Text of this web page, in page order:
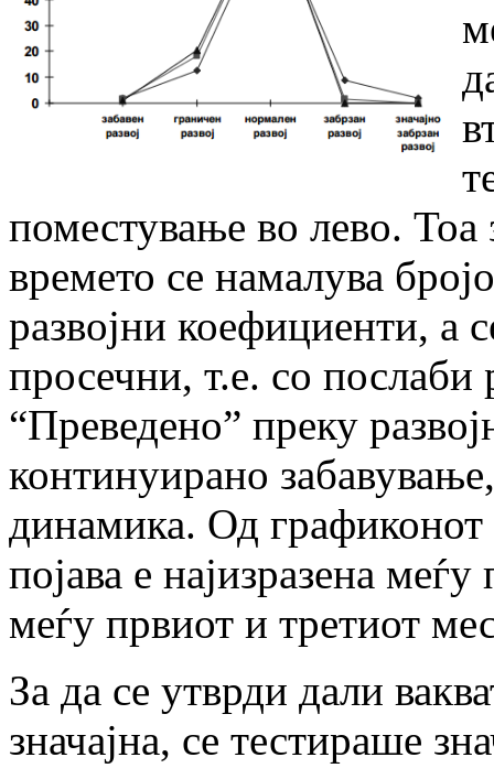
поместување во лево.
времето се намалува
развојни коефициенти, а
просечни, т.е. со послаби
“Преведено” преку
континуирано
динамика. Од графиконот
појава е најизразена
меѓу првиот и третиот
За да се утврди дали
значајна, се тестираше